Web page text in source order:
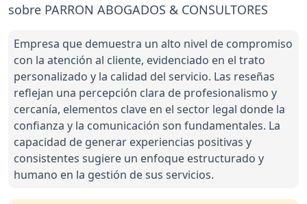
sobre PARRON ABOGADOS & CONSULTORES
Empresa que demuestra un alto nivel de compromiso
con la atención al cliente, evidenciado en el trato
personalizado y la calidad del servicio. Las reseñas
reflejan una percepción clara de profesionalismo y
cercanía, elementos clave en el sector legal donde la
confianza y la comunicación son fundamentales. La
capacidad de generar experiencias positivas y
consistentes sugiere un enfoque estructurado y
humano en la gestión de sus servicios.